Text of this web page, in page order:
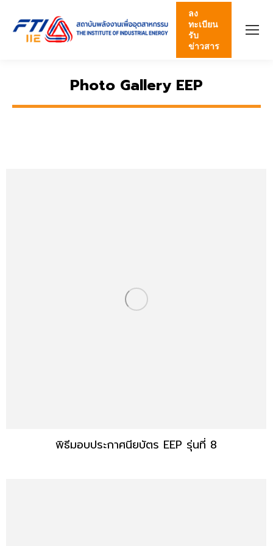
ลง
ทะเบียน
รับ
ข่าวสาร
Photo Gallery EEP
พิธีมอบประกาศนียบัตร EEP รุ่นที่ 8